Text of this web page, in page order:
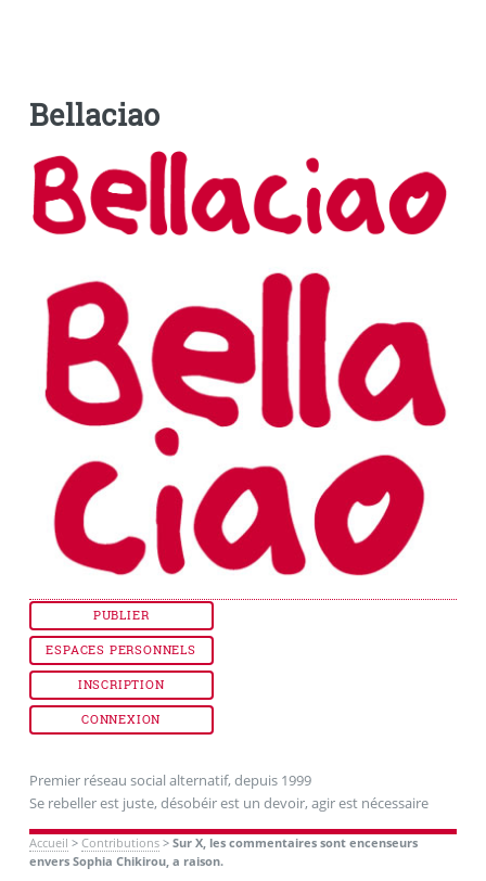
Bellaciao
PUBLIER
ESPACES PERSONNELS
INSCRIPTION
CONNEXION
Premier réseau social alternatif, depuis 1999
Se rebeller est juste, désobéir est un devoir, agir est nécessaire
Accueil > Contributions> Sur X, les commentaires sont encenseurs
envers Sophia Chikirou, a raison.